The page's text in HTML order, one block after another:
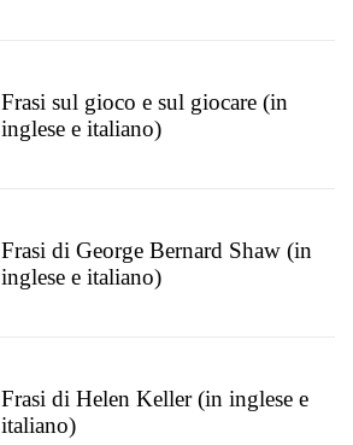
Frasi sul gioco e sul giocare (in
inglese e italiano)
Frasi di George Bernard Shaw (in
inglese e italiano)
Frasi di Helen Keller (in inglese e
italiano)